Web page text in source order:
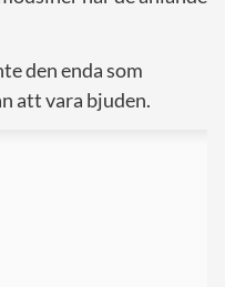
den enda som
att vara bjuden.